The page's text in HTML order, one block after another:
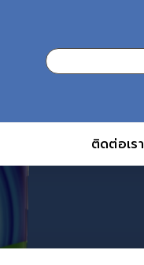
ติดต่อเรา